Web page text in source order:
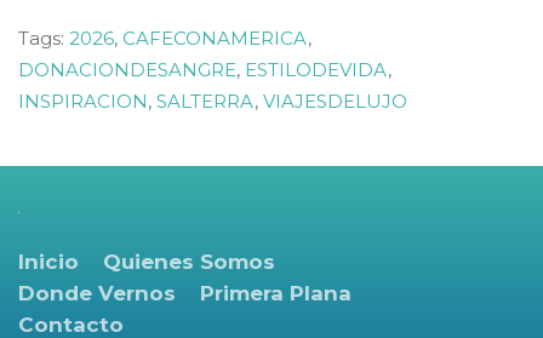
Tags: 2026, CAFECONAMERICA,
DONACIONDESANGRE, ESTILODEVIDA,
INSPIRACION, SALTERRA, VIAJESDELUJO
Inicio
Quienes Somos
Donde Vernos
Primera Plana
Contacto